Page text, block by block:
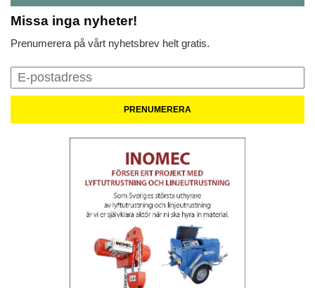
Missa inga nyheter!
Prenumerera på vårt nyhetsbrev helt gratis.